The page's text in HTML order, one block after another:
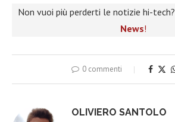
Non vuoi più perderti le notizie hi-tech?
News!
0 commenti
OLIVIERO SANTOLO